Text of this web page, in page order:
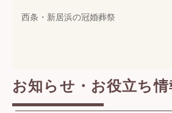
西条・新居浜の冠婚葬祭
お知らせ・お役立ち情